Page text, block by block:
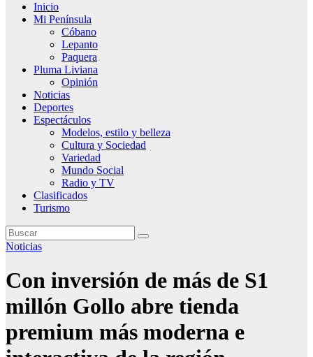
Inicio
Mi Península
Cóbano
Lepanto
Paquera
Pluma Liviana
Opinión
Noticias
Deportes
Espectáculos
Modelos, estilo y belleza
Cultura y Sociedad
Variedad
Mundo Social
Radio y TV
Clasificados
Turismo
Noticias
Con inversión de más de S1
millón Gollo abre tienda
premium más moderna e